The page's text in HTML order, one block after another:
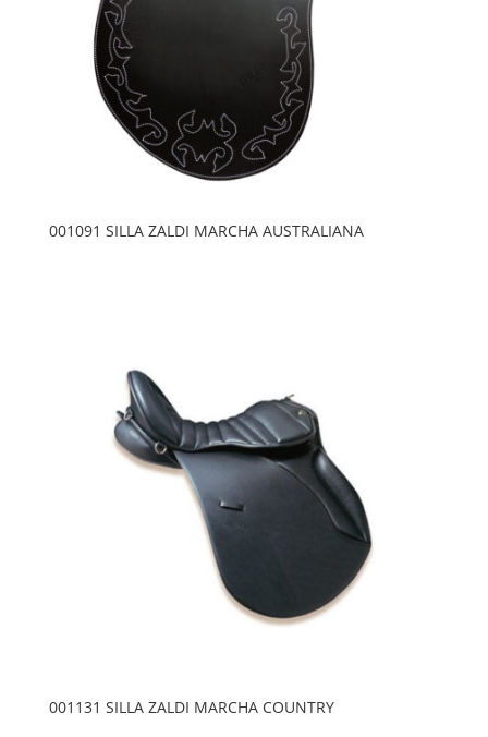
001091 SILLA ZALDI MARCHA AUSTRALIANA
001131 SILLA ZALDI MARCHA COUNTRY